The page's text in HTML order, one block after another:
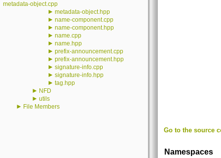
metadata-object.cpp
► metadata-object.hpp
► name-component.cpp
► name-component.hpp
► name.cpp
► name.hpp
► prefix-announcement.cpp
► prefix-announcement.hpp
► signature-info.cpp
► signature-info.hpp
► tag.hpp
► NFD
► utils
► File Members
Go to the source
Namespaces